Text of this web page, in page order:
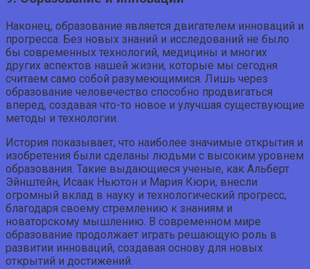
Наконец, образование является двигателем инноваций и
прогресса. Без новых знаний и исследований не было
бы современных технологий, медицины и многих
других аспектов нашей жизни, которые мы сегодня
считаем само собой разумеющимися. Лишь через
образование человечество способно продвигаться
вперед, создавая что-то новое и улучшая существующие
методы и технологии.
История показывает, что наиболее значимые открытия и
изобретения были сделаны людьми с высоким уровнем
образования. Такие выдающиеся ученые, как Альберт
Эйнштейн, Исаак Ньютон и Мария Кюри, внесли
огромный вклад в науку и технологический прогресс,
благодаря своему стремлению к знаниям и
новаторскому мышлению. В современном мире
образование продолжает играть решающую роль в
развитии инноваций, создавая основу для новых
открытий и достижений.